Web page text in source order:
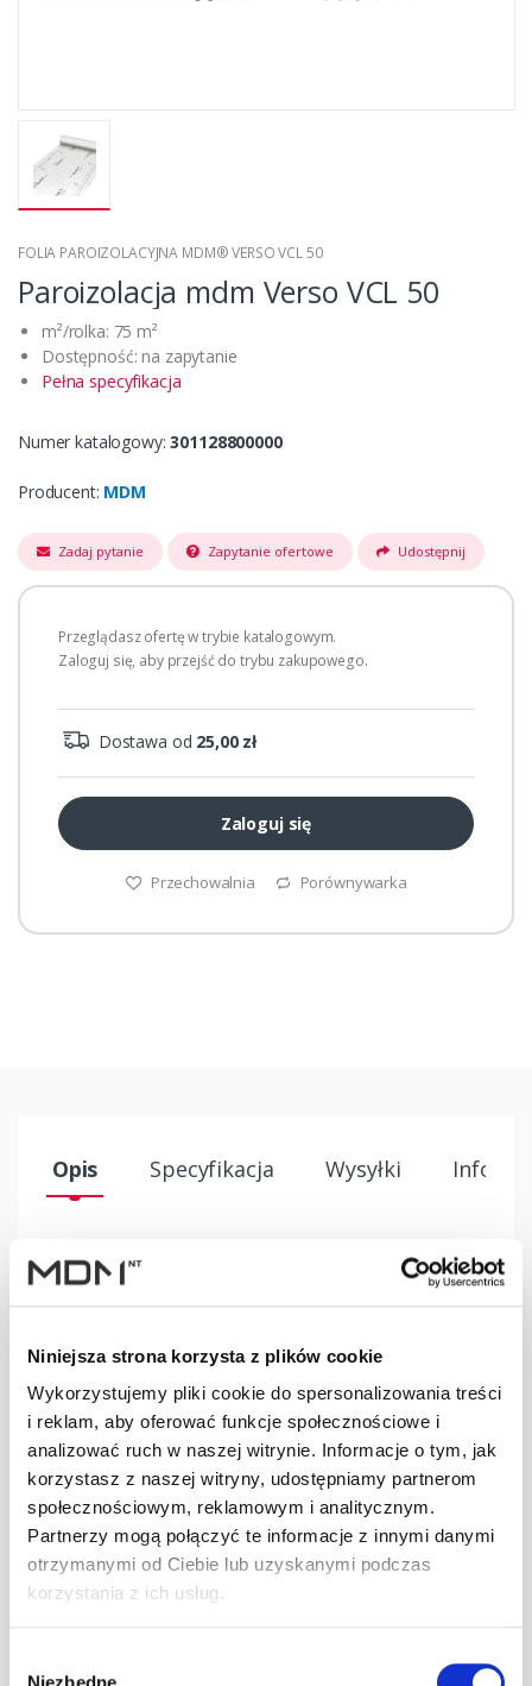
Niniejsza strona korzysta z plików cookie
Wykorzystujemy pliki cookie do spersonalizowania treści
i reklam, aby oferować funkcje społecznościowe i
analizować ruch w naszej witrynie. Informacje o tym, jak
korzystasz z naszej witryny, udostępniamy partnerom
społecznościowym, reklamowym i analitycznym.
Partnerzy mogą połączyć te informacje z innymi danymi
otrzymanymi od Ciebie lub uzyskanymi podczas
korzystania z ich usług.
Niezbędne
FOLIA PAROIZOLACYJNA MDM® VERSO VCL 50
Paroizolacja mdm Verso VCL 50
m²/rolka: 75 m²
Dostępność: na zapytanie
Pełna specyfikacja
Numer katalogowy:301128800000
Producent: MDM
Zadaj pytanie Zapytanie ofertowe Udostępnij
Przeglądasz ofertę w trybie katalogowym.
Zaloguj się, aby przejść do trybu zakupowego.
Dostawa od 25,00 zł
Zaloguj się
Przechowalnia Porównywarka
Opis Specyfikacja Wysyłki
OPIS
Folia paroizolacyjna 2-warstwowa. Zabezpiecza ściany i
- Gramatura: 120 g/m2
- Reakcja na ogień: Klasa E
- Wytrzymałość na rozciąganie: wzdłuż: ≥ 100 N / 50 mm,
w poprzek: ≥ 80 N / 50 mm
- Wydłużenie: ≥ 40%
- Współczynnik Sd: ~ 50